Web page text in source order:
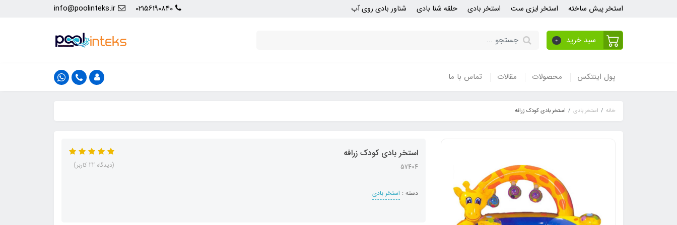
استخر پیش ساخته استخر ایزی ست استخر بادی حلقه شنا بادی شناور بادی روی آب 02156190840
info@poolinteks.ir
سبد خرید 0
پول اینتکس محصولات مقالات تماس با ما
خانه استخر بادی استخر بادی کودک زرافه
استخر بادی کودک زرافه
57404
دسته : استخر بادی
(دیدگاه 22 کاربر)